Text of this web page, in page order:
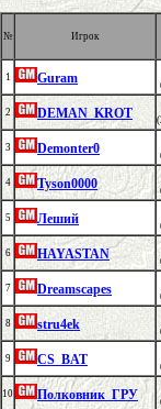
№ Игрок
1 Guram
2 DEMAN_KROT
3 Demonter0
4 Tyson0000
5 Леший
6 HAYASTAN
7 Dreamscapes
8 stru4ek
9 CS_BAT
10 Полковник_ГРУ